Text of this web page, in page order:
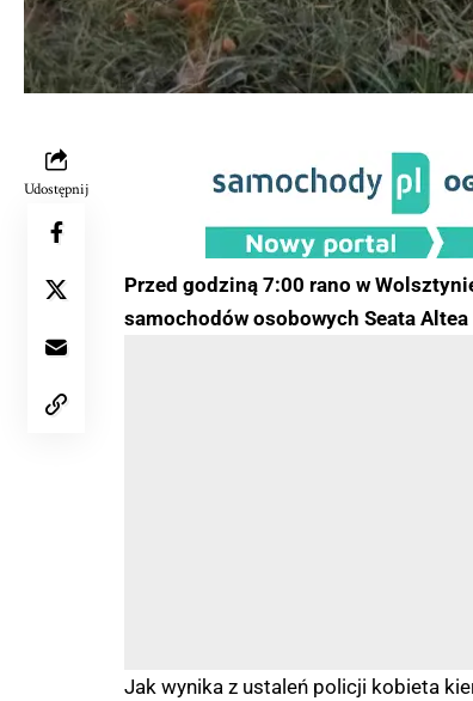
Udostępnij
Przed godziną 7:00 rano w
samochodów osobowych Seata
Jak wynika z ustaleń policji kobieta